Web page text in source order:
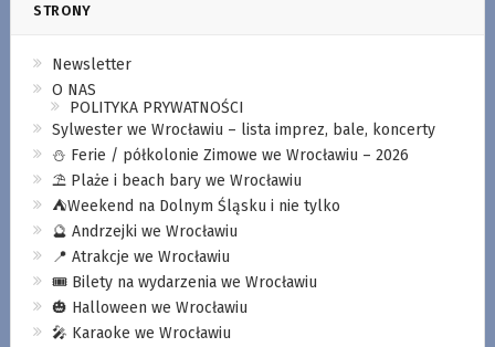
STRONY
Newsletter
O NAS
POLITYKA PRYWATNOŚCI
Sylwester we Wrocławiu – lista imprez, bale, koncerty
⛄️ Ferie / półkolonie Zimowe we Wrocławiu – 2026
⛱️ Plaże i beach bary we Wrocławiu
⛺️Weekend na Dolnym Śląsku i nie tylko
🔮 Andrzejki we Wrocławiu
📍 Atrakcje we Wrocławiu
🎟️ Bilety na wydarzenia we Wrocławiu
🎃 Halloween we Wrocławiu
🎤 Karaoke we Wrocławiu